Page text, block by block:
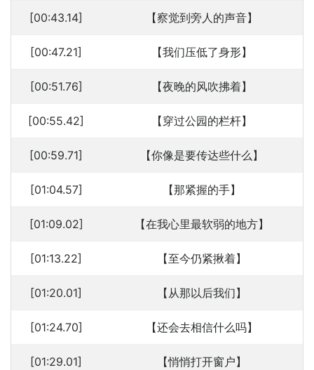
[00:43.14] 【察觉到旁人的声音】
[00:47.21] 【我们压低了身形】
[00:51.76] 【夜晚的风吹拂着】
[00:55.42] 【穿过公园的栏杆】
[00:59.71] 【你像是要传达些什么】
[01:04.57] 【那紧握的手】
[01:09.02] 【在我心里最软弱的地方】
[01:13.22] 【至今仍紧揪着】
[01:20.01] 【从那以后我们】
[01:24.70] 【还会去相信什么吗】
[01:29.01] 【悄悄打开窗户】